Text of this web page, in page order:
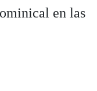
en las